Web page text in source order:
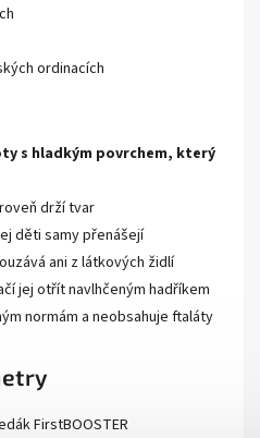
ordinacích
s hladkým povrchem, který
drží tvar
děti samy přenášejí
ani z látkových židlí
jej otřít navlhčeným hadříkem
normám a neobsahuje ftaláty
FirstBOOSTER